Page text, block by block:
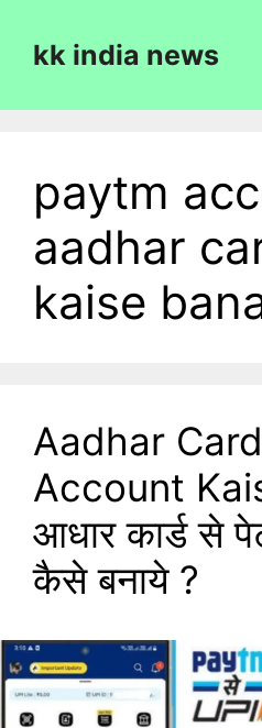
contentkk india news
paytm
aadhar
kaise
Aadhar
Account
आधार कार्ड से
कैसे बनाये ?